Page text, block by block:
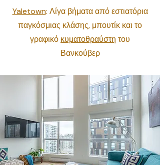
Yaletown: Λίγα βήματα από εστιατόρια
παγκόσμιας κλάσης, μπουτίκ και το
γραφικό κυματοθραύστη του
Βανκούβερ